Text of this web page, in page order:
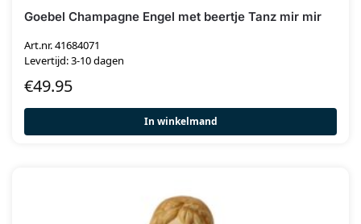
Goebel Champagne Engel met beertje Tanz mir mir
Art.nr. 41684071
Levertijd: 3-10 dagen
€49.95
In winkelmand